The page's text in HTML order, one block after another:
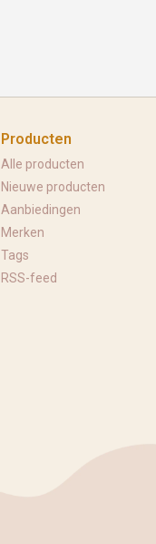
Producten
Alle producten
Nieuwe producten
Aanbiedingen
Merken
Tags
RSS-feed